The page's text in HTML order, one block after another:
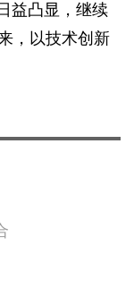
益凸显，继续
，以技术创新